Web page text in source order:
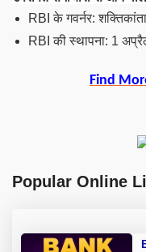
RBI के गवर्नर:
RBI की स्थापना: 1
Find
Popular Online